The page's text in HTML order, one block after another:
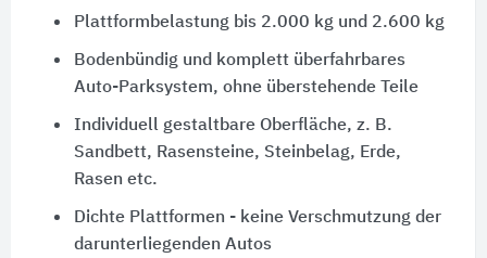
Plattformbelastung bis 2.000 kg und 2.600 kg
Bodenbündig und komplett überfahrbares
Auto-Parksystem, ohne überstehende Teile
Individuell gestaltbare Oberfläche, z. B.
Sandbett, Rasensteine, Steinbelag, Erde,
Rasen etc.
Dichte Plattformen - keine Verschmutzung der
darunterliegenden Autos